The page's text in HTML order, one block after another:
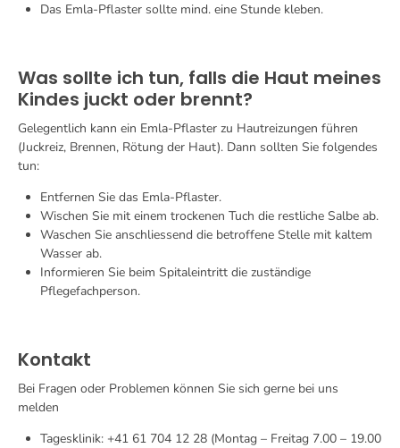
Das Emla-Pflaster sollte mind. eine Stunde kleben.
Was sollte ich tun, falls die Haut meines
Kindes juckt oder brennt?
Gelegentlich kann ein Emla-Pflaster zu Hautreizungen führen
(Juckreiz, Brennen, Rötung der Haut). Dann sollten Sie folgendes
tun:
Entfernen Sie das Emla-Pflaster.
Wischen Sie mit einem trockenen Tuch die restliche Salbe ab.
Waschen Sie anschliessend die betroffene Stelle mit kaltem
Wasser ab.
Informieren Sie beim Spitaleintritt die zuständige
Pflegefachperson.
Kontakt
Bei Fragen oder Problemen können Sie sich gerne bei uns
melden
Tagesklinik: +41 61 704 12 28 (Montag – Freitag 7.00 – 19.00